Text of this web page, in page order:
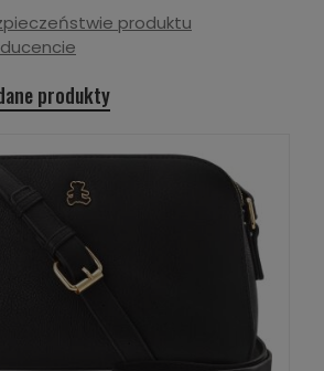
produktu
produkty